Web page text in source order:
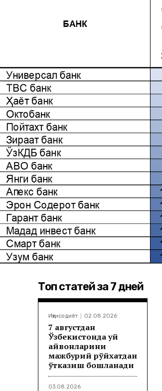
Топ статей за 7 дней
Иқтисодиёт 02.08.2026
7 августдан
Ўзбекистонда уй
ҳайвонларини
мажбурий рўйхатдан
ўтказиш бошланади
03.08.2026